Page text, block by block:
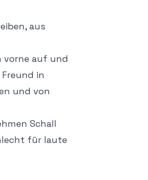
aus
vorne auf und
in
und von
Schall
für laute